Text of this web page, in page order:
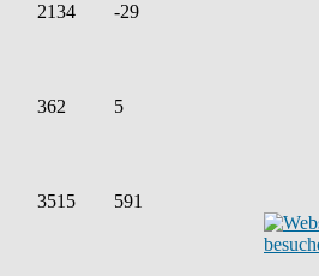
2134 -29
362 5
3515 591